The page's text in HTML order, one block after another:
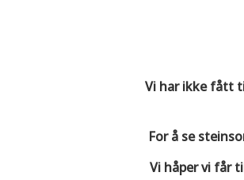
Vi har ikke fått
For å se
Vi håper vi får